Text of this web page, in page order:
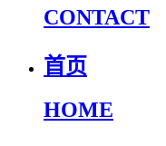
CONTACT
首页
HOME